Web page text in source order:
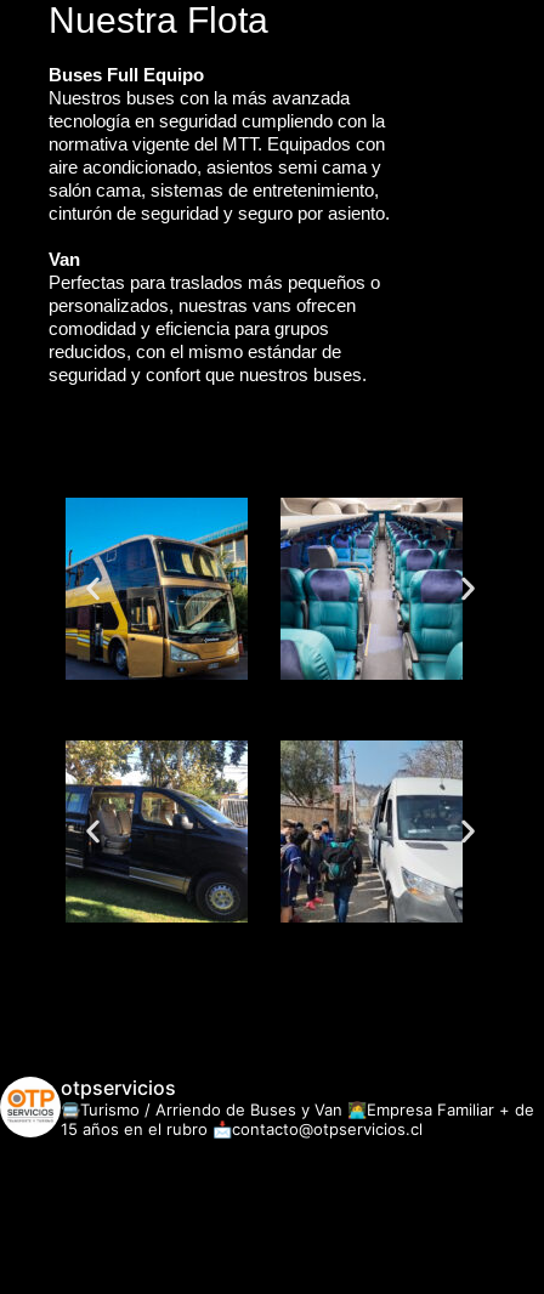
Nuestra Flota
Buses Full Equipo
Nuestros buses con la más avanzada
tecnología en seguridad cumpliendo con la
normativa vigente del MTT. Equipados con
aire acondicionado, asientos semi cama y
salón cama, sistemas de entretenimiento,
cinturón de seguridad y seguro por asiento.
Van
Perfectas para traslados más pequeños o
personalizados, nuestras vans ofrecen
comodidad y eficiencia para grupos
reducidos, con el mismo estándar de
seguridad y confort que nuestros buses.
otpservicios
🚍Turismo / Arriendo de Buses y Van 👩‍💻Empresa Familiar + de
15 años en el rubro 📩contacto@otpservicios.cl